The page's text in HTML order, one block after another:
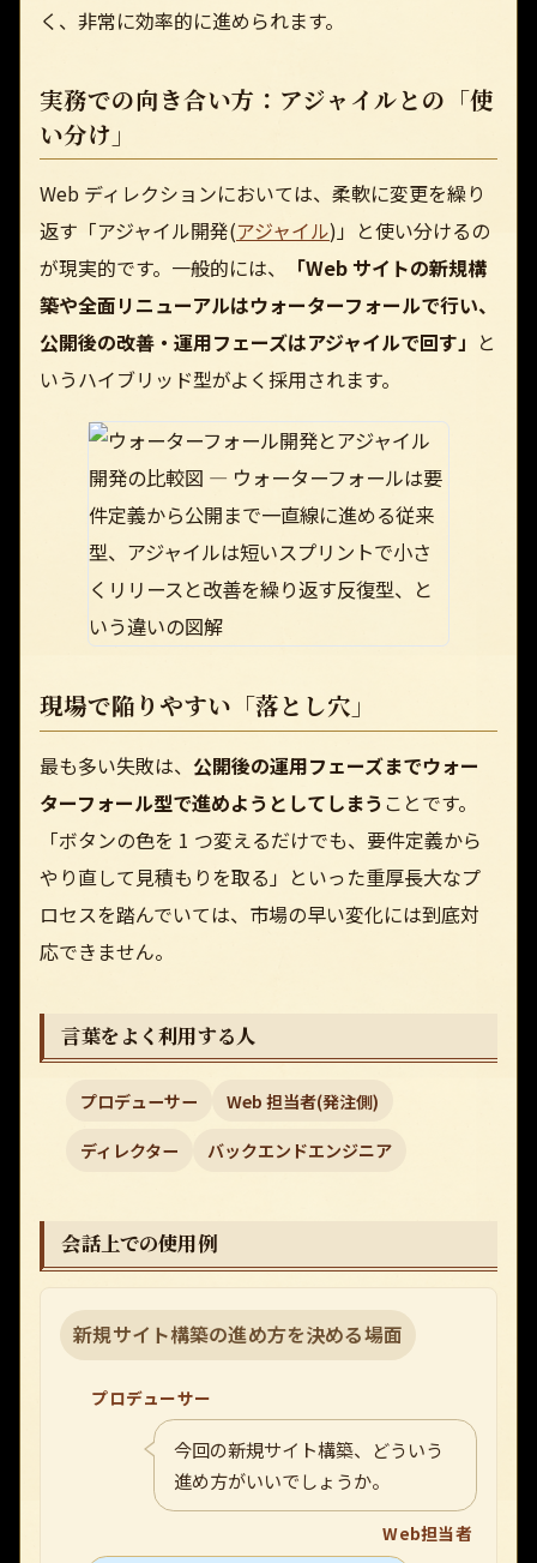
く、非常に効率的に進められます。
実務での向き合い方：アジャイルとの「使
い分け」
Web ディレクションにおいては、柔軟に変更を繰り
返す「アジャイル開発(アジャイル)」と使い分けるの
が現実的です。一般的には、
「Web サイトの新規構
築や全面リニューアルはウォーターフォールで行い、
公開後の改善・運用フェーズはアジャイルで回す」 と
いうハイブリッド型がよく採用されます。
現場で陥りやすい「落とし穴」
最も多い失敗は、 公開後の運用フェーズまでウォー
ターフォール型で進めようとしてしまう ことです。
「ボタンの色を 1 つ変えるだけでも、要件定義から
やり直して見積もりを取る」といった重厚長大なプ
ロセスを踏んでいては、市場の早い変化には到底対
応できません。
言葉をよく利用する人
プロデューサー Web 担当者(発注側)
ディレクター バックエンドエンジニア
会話上での使用例
新規サイト構築の進め方を決める場面
プロデューサー
今回の新規サイト構築、どういう
進め方がいいでしょうか。
Web担当者